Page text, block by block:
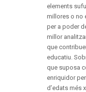
elements
millores o no
per a poder
millor
que
educatiu.
que suposa
enriquidor
d’edats més